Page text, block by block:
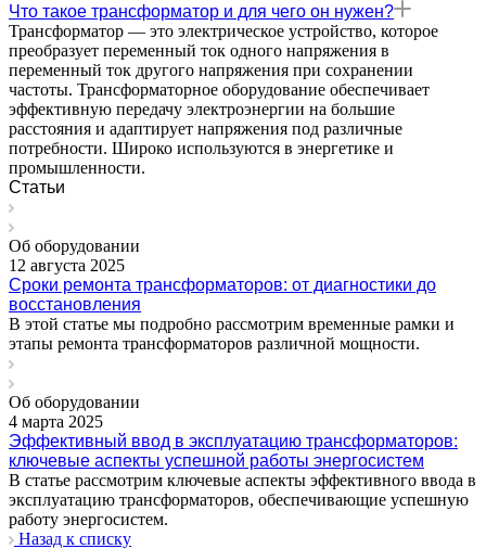
Что такое трансформатор и для чего он нужен?
Трансформатор — это электрическое устройство, которое
преобразует переменный ток одного напряжения в
переменный ток другого напряжения при сохранении
частоты. Трансформаторное оборудование обеспечивает
эффективную передачу электроэнергии на большие
расстояния и адаптирует напряжения под различные
потребности. Широко используются в энергетике и
промышленности.
Статьи
Об оборудовании
12 августа 2025
Сроки ремонта трансформаторов: от диагностики до
восстановления
В этой статье мы подробно рассмотрим временные рамки и
этапы ремонта трансформаторов различной мощности.
Об оборудовании
4 марта 2025
Эффективный ввод в эксплуатацию трансформаторов:
ключевые аспекты успешной работы энергосистем
В статье рассмотрим ключевые аспекты эффективного ввода в
эксплуатацию трансформаторов, обеспечивающие успешную
работу энергосистем.
Назад к списку